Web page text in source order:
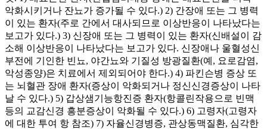
악화시키거나 잔뇨가 증가될 수 있다.) 2) 간장애 또는 그 병력
이 있는 환자(주로 간에서 대사되므로 이상반응이 나타났다는
보고가 있다.) 3) 신장애 또는 그 병력이 있는 환자(신배설이 감
소해 이상반응이 나타났다는 보고가 있다. 신장애나 울혈성신
부전에 기인한 빈뇨, 야간뇨와 기질성 방광질환(예, 요로감염,
악성종양)은 치료에서 제외되어야 한다.) 4) 파킨슨병 증상 또
는 뇌혈관 장애 환자(증상이 악화되거나 정신신경증상이 나타
날 수 있다.) 5) 갑상샘기능항진증 환자(항콜린작용으로 빈맥
등의 교감신경 흥분증상이 악화될 수 있다.) 6) 고령자(고령자
에 대한 투여 항 참조) 7) 자율신경병증, 관상동맥질환, 심각한